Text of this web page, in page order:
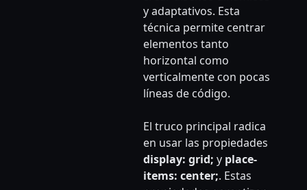
y adaptativos. Esta
técnica permite centrar
elementos tanto
horizontal como
verticalmente con pocas
líneas de código.
El truco principal radica
en usar las propiedades
display: grid; y place-
items: center;. Estas